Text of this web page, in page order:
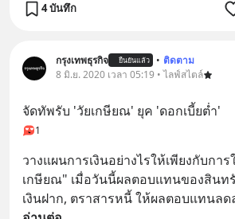
4 บันทึก
กรุงเทพธุรกิจ ยืนยันแล้ว • ติดตาม
8 มิ.ย. 2020 เวลา 05:19 • ไลฟ์สไตล์
จัดทัพรับ 'วัยเกษียณ' ยุค 'ดอกเบี้ยต่ำ'
1
วางแผนการเงินอย่างไรให้เพียงกับกา
เกษียณ" เมื่อวันนี้ผลตอบแทนของสินท
เงินฝาก, ตราสารหนี้ ให้ผลตอบแทนล